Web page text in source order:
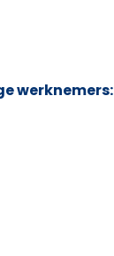
werknemers: